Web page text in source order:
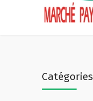
Catégories
Devenir membre